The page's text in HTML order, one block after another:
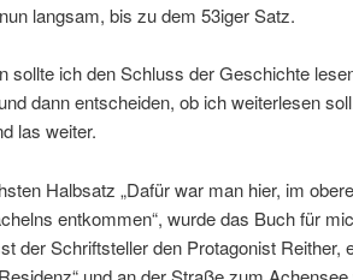
langsam, bis zu dem 53iger Satz.
sollte ich den Schluss der Geschichte
dann entscheiden, ob ich weiterlesen
las weiter.
Halbsatz „Dafür war man hier, im
entkommen“, wurde das Buch für
der Schriftsteller den Protagonist Reither,